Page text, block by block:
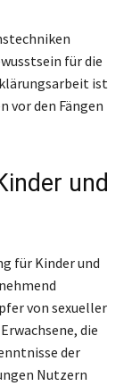
für die
ist
vor den Fängen
und
für Kinder und
von sexueller
die
der
Nutzern